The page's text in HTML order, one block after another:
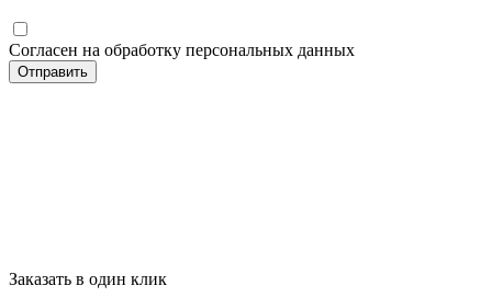
Согласен на обработку персональных данных
Отправить
Заказать в один клик